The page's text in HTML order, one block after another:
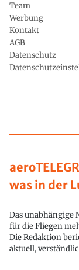
was in der
Das
für die Fliegen
Die Redaktion
aktuell,
Team
Werbung
Kontakt
AGB
Datenschutz